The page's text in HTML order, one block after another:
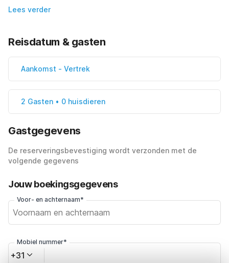
Lees verder
Reisdatum & gasten
Aankomst - Vertrek
2 Gasten • 0 huisdieren
Gastgegevens
De reserveringsbevestiging wordt verzonden met de
volgende gegevens
Jouw boekingsgegevens
Voor- en achternaam*
Mobiel nummer*
+31